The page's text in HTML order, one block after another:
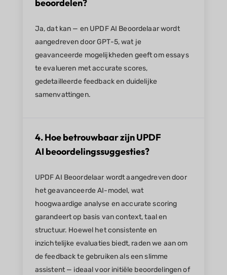
beoordelen?
Ja, dat kan — en UPDF AI Beoordelaar wordt
aangedreven door GPT-5, wat je
geavanceerde mogelijkheden geeft om essays
te evalueren met accurate scores,
gedetailleerde feedback en duidelijke
samenvattingen.
4. Hoe betrouwbaar zijn UPDF
AI beoordelingssuggesties?
UPDF AI Beoordelaar wordt aangedreven door
het geavanceerde AI-model, wat
hoogwaardige analyse en accurate scoring
garandeert op basis van context, taal en
structuur. Hoewel het consistente en
inzichtelijke evaluaties biedt, raden we aan om
de feedback te gebruiken als een slimme
assistent — ideaal voor initiële beoordelingen of